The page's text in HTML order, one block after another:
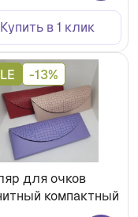
Купить в 1 клик
-13%
для очков
магнитный компактный